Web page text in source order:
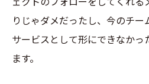
りじゃダメだったし、今のチー
サービスとして形にできなかっ
ます。